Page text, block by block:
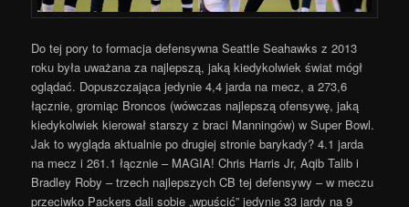
Do tej pory to formacja defensywna Seattle Seahawks z 2013
roku była uważana za najlepszą, jaką kiedykolwiek świat mógł
oglądać. Dopuszczająca jedynie 4,4 jarda na mecz, a 273,6
łącznie, gromiąc Broncos (wówczas najlepszą ofensywę, jaką
kiedykolwiek kierował starszy z braci Manningów) w Super Bowl.
Jak to wygląda aktualnie po drugiej stronie barykady? 4.1 jarda
na mecz i 261.1 łącznie – MAGIA! Chris Harris Jr, Aqib Talib i
Bradley Roby – trzech najlepszych CB tej defensywy – w meczu
przeciwko Packers dali sobie „wpuścić” jedynie 33 jardy na 9